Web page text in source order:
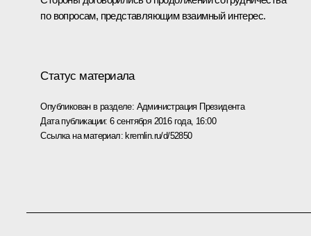
по вопросам, представляющим взаимный интерес.
Статус материала
Опубликован в разделе: Администрация Президента
Дата публикации:6 сентября 2016 года, 16:00
Ссылка на материал: kremlin.ru/d/52850